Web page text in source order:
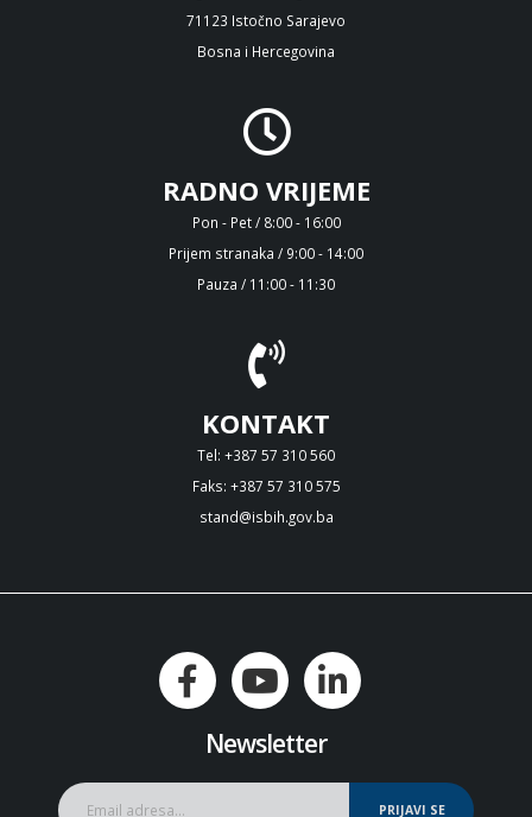
71123 Istočno Sarajevo
Bosna i Hercegovina
RADNO VRIJEME
Pon - Pet / 8:00 - 16:00
Prijem stranaka / 9:00 - 14:00
Pauza / 11:00 - 11:30
KONTAKT
Tel: +387 57 310 560
Faks: +387 57 310 575
stand@isbih.gov.ba
Newsletter
PRIJAVI SE